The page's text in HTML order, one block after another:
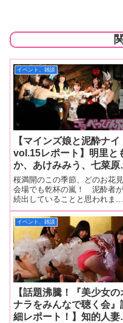
イベント、雑談
【マインズ娘と泥酔ナイ
vol.15レポート】明里と
か、あけみみう、七菜原
コ、森保さながセクシー
ニー姿で挑発！ 後半は
みと歩実、松本菜奈実、
野あゆ、北乃みれいが飛
入り。ココちゃんのあゆ
んぱいせん愛と名言が爆
発！
桜満開のこの季節、どのお花見
会場でも乾杯の嵐！ 泥酔者が
続出していることと思われます
が、こちらのイベントは毎月が
お花見気分！ 毎月が泥酔！
28日、新宿・ネイキッドロフ
で行われた「マインズ娘と泥酔
ナイトvol.15」を独占レポート
ま
イベント、雑談
【話題沸騰！『美少女の
ナラをみんなで聴く会』
細レポート！】知的人妻